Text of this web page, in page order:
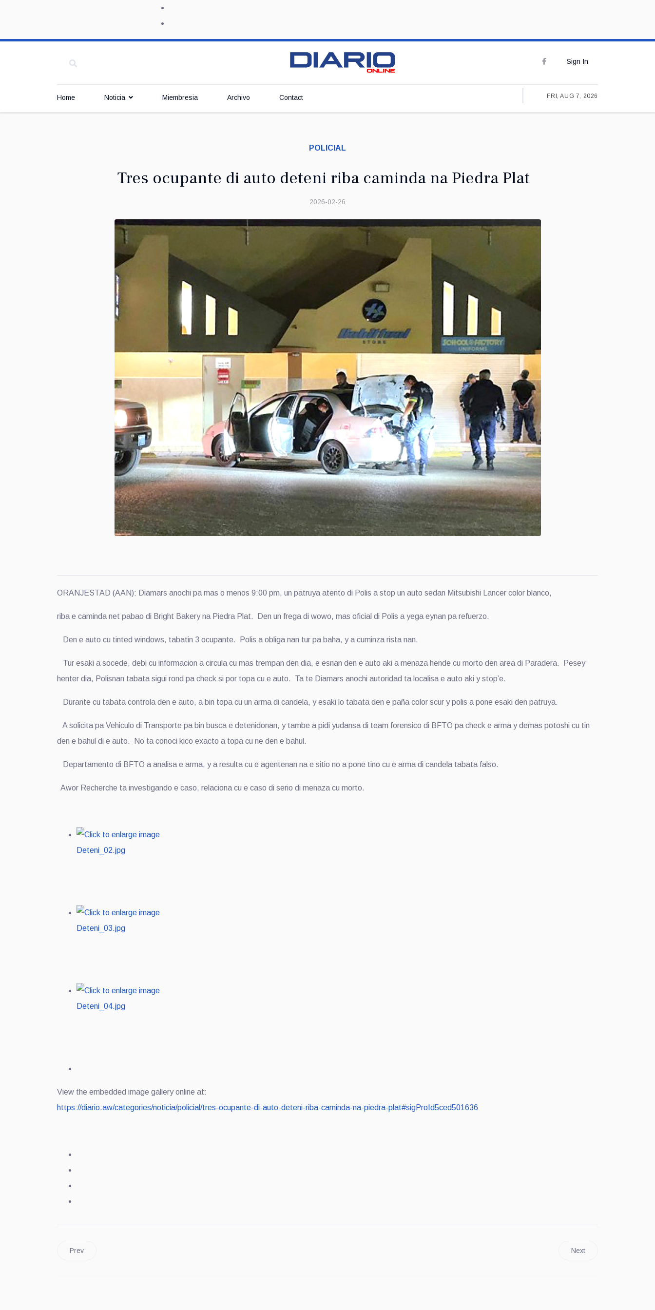
Sign In
Home Noticia Miembresia Archivo Contact FRI, AUG 7, 2026
POLICIAL
Tres ocupante di auto deteni riba caminda na Piedra Plat
2026-02-26
ORANJESTAD (AAN): Diamars anochi pa mas o menos 9:00 pm, un patruya atento di Polis a stop un auto sedan Mitsubishi Lancer color blanco,
riba e caminda net pabao di Bright Bakery na Piedra Plat. Den un frega di wowo, mas oficial di Polis a yega eynan pa refuerzo.
Den e auto cu tinted windows, tabatin 3 ocupante. Polis a obliga nan tur pa baha, y a cuminza rista nan.
Tur esaki a socede, debi cu informacion a circula cu mas trempan den dia, e esnan den e auto aki a menaza hende cu morto den area di Paradera. Pesey
henter dia, Polisnan tabata sigui rond pa check si por topa cu e auto. Ta te Diamars anochi autoridad ta localisa e auto aki y stop’e.
Durante cu tabata controla den e auto, a bin topa cu un arma di candela, y esaki lo tabata den e paña color scur y polis a pone esaki den patruya.
A solicita pa Vehiculo di Transporte pa bin busca e detenidonan, y tambe a pidi yudansa di team forensico di BFTO pa check e arma y demas potoshi cu tin
den e bahul di e auto. No ta conoci kico exacto a topa cu ne den e bahul.
Departamento di BFTO a analisa e arma, y a resulta cu e agentenan na e sitio no a pone tino cu e arma di candela tabata falso.
Awor Recherche ta investigando e caso, relaciona cu e caso di serio di menaza cu morto.
View the embedded image gallery online at:
https://diario.aw/categories/noticia/policial/tres-ocupante-di-auto-deteni-riba-caminda-na-piedra-plat#sigProId5ced501636
Prev Next